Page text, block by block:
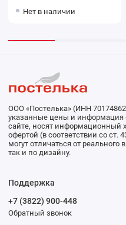
Нет в наличии
ООО «Постелька» (ИНН
указанные цены и информация
сайте, носят информационный
офертой (в соответствии со ст.
могут отличаться от реального
так и по дизайну.
Поддержка
+7 (3822) 900-448
Обратный звонок